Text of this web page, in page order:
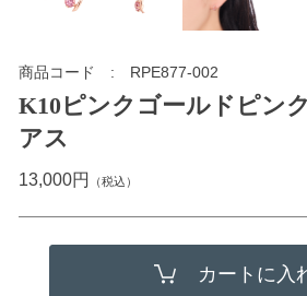
商品コード RPE877-002
K10ピンクゴールドピン
アス
13,000円 （税込）